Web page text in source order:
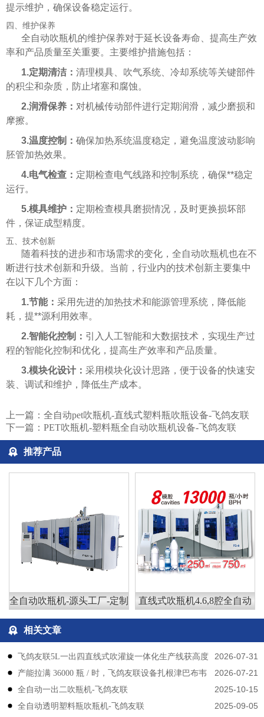
提示维护，确保设备稳定运行。
四、维护保养
全自动吹瓶机的维护保养对于延长设备寿命、提高生产效
率和产品质量至关重要。主要维护措施包括：
1.定期清洁： 清理模具、吹气系统、冷却系统等关键部件
的积尘和杂质，防止堵塞和腐蚀。
2.润滑保养： 对机械传动部件进行定期润滑，减少磨损和
摩擦。
3.温度控制： 确保加热系统温度稳定，避免温度波动影响
胚管加热效果。
4.电气检查： 定期检查电气线路和控制系统，确保**稳定
运行。
5.模具维护： 定期检查模具磨损情况，及时更换损坏部
件，保证成型精度。
五、技术创新
随着科技的进步和市场需求的变化，全自动吹瓶机也在不
断进行技术创新和升级。当前，行业内的技术创新主要集中
在以下几个方面：
1.节能： 采用先进的加热技术和能源管理系统，降低能
耗，提**源利用效率。
2.智能化控制： 引入人工智能和大数据技术，实现生产过
程的智能化控制和优化，提高生产效率和产品质量。
3.模块化设计： 采用模块化设计思路，便于设备的快速安
装、调试和维护，降低生产成本。
上一篇： 全自动pet吹瓶机-直线式塑料瓶吹瓶设备-飞鸽友联
下一篇： PET吹瓶机-塑料瓶全自动吹瓶机设备-飞鸽友联
推荐产品
全自动吹瓶机-源头工厂-定制 直线式吹瓶机4.6,8腔全自动
相关文章
2026-07-31
飞鸽友联5L一出四直线式吹灌旋一体化生产线获高度
认可
2026-07-21
产能拉满 36000 瓶 / 时，飞鸽友联设备扎根津巴布韦
2025-10-15
​​全自动一出二吹瓶机-飞鸽友联
2025-09-05
全自动透明塑料瓶吹瓶机-飞鸽友联